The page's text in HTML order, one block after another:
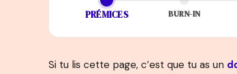
PRÉMICES BURN-IN
Si tu lis cette page, c’est que tu as un